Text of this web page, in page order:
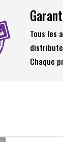
Tous les
Chaque